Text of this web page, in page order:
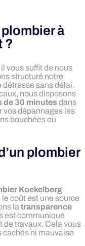
à
?
il vous suffit de nous
structuré notre
détresse sans délai.
nous disposons
de 30 minutesdans
vos dépannages les
bouchées ou
plombier
Koekelberg
coût est une source
la transparence
est communiqué
travaux. Cela vous
cachés ni mauvaise